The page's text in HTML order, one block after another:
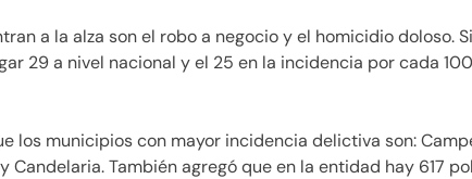
a la alza son el robo a negocio y el homicidio doloso.
29 a nivel nacional y el 25 en la incidencia por cada
los municipios con mayor incidencia delictiva son:
Candelaria. También agregó que en la entidad hay 617